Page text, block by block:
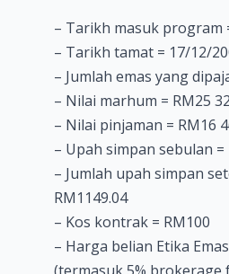
– Tarikh masuk program
– Tarikh tamat = 17/12/
– Jumlah emas yang
– Nilai marhum = RM25
– Nilai pinjaman = RM16
– Upah simpan sebulan =
– Jumlah upah simpan
RM1149.04
– Kos kontrak = RM100
– Harga belian Etika